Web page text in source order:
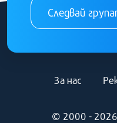
Следвай
© 2000 - 2026
За нас